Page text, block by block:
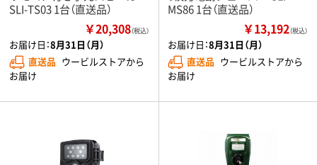
SLI-TS03 1台（直送品）
￥20,308（税込）
お届け日：8月31日（月）
直送品 ウービルストアから
お届け
MS86 1台（直送品）
￥13,192（税込）
お届け日：8月31日（月）
直送品 ウービルストアから
お届け